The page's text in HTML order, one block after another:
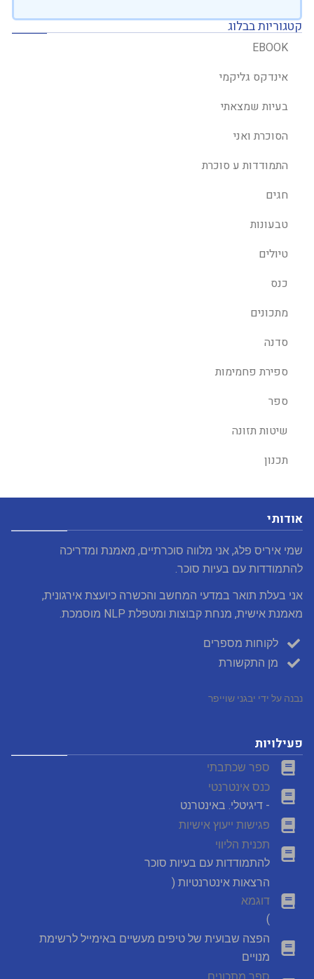
קטגוריות בבלוג
EBOOK
אינדקס גליקמי
בעיות שמצאתי
הסוכרת ואני
התמודדות ע סוכרת
חגים
טבעונות
טיולים
כנס
מתכונים
סדנה
ספירת פחמימות
ספר
שיטות תזונה
תכנון
אודותי
שמי איריס פלג, אני מלווה סוכרתיים, מאמנת ומדריכה
להתמודדות עם בעיות סוכר.
אני בעלת תואר במדעי המחשב והכשרה כיועצת אירגונית,
מאמנת אישית, מנחת קבוצות ומטפלת NLP מוסמכת.
לקוחות מספרים
מן התקשורת
נבנה על ידי יבגני שוייפר
פעילויות
ספר שכתבתי
כנס אינטרנטי
- דיגיטלי. באינטרנט
פגישות ייעוץ אישיות
תכנית הליווי
להתמודדות עם בעיות סוכר
הרצאות אינטרנטיות (
דוגמא
)
הפצה שבועית של טיפים מעשיים באימייל לרשימת
מנויים